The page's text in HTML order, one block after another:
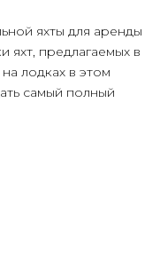
яхты для аренды
предлагаемых в
лодках в этом
самый полный